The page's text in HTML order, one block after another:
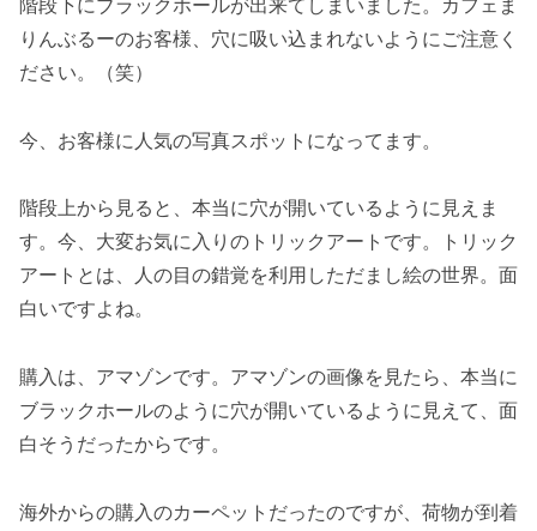
りんぶるーのお客様、穴に吸い込まれないようにご注意く
ださい。（笑）
今、お客様に人気の写真スポットになってます。
階段上から見ると、本当に穴が開いているように見えま
す。今、大変お気に入りのトリックアートです。トリック
アートとは、人の目の錯覚を利用しただまし絵の世界。面
白いですよね。
購入は、アマゾンです。アマゾンの画像を見たら、本当に
ブラックホールのように穴が開いているように見えて、面
白そうだったからです。
海外からの購入のカーペットだったのですが、荷物が到着